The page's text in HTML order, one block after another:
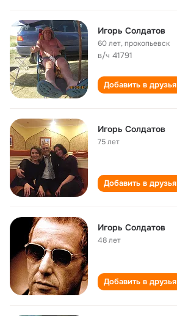
Игорь Солдатов
60 лет,прокопьевск
в/ч 41791
Добавить в друзья
Игорь Солдатов
75 лет
Добавить в друзья
Игорь Солдатов
48 лет
Добавить в друзья